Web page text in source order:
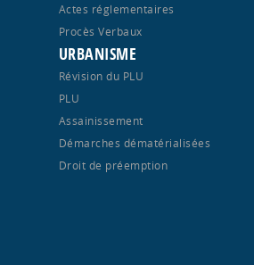
Actes réglementaires
Procès Verbaux
URBANISME
Révision du PLU
PLU
Assainissement
Démarches dématérialisées
Droit de préemption